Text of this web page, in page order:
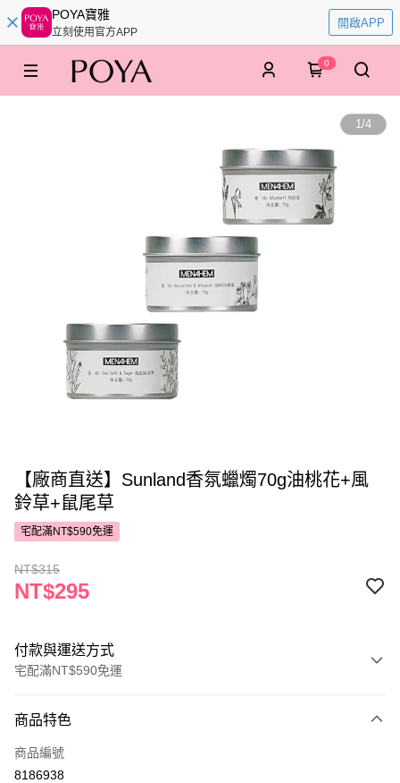
POYA寶雅
立刻使用官方APP
開啟APP
0
1/4
【廠商直送】Sunland香氛蠟燭70g油桃花+風
鈴草+鼠尾草
宅配滿NT$590免運
NT$315
NT$295
付款與運送方式
宅配滿NT$590免運
POYA支付
信用卡一次付款
商品特色
商品編號
8186938